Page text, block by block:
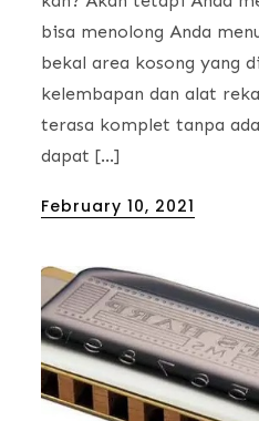
bisa menolong Anda
bekal area kosong yang
kelembapan dan alat
terasa komplet tanpa
dapat […]
Posted
February 10, 2021